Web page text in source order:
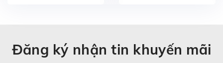
Đăng ký nhận tin khuyến mãi